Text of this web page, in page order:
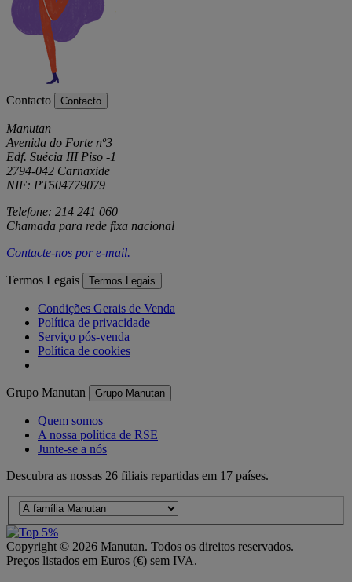
Contacto Contacto
Manutan
Avenida do Forte nº3
Edf. Suécia III Piso -1
2794-042 Carnaxide
NIF: PT504779079
Telefone: 214 241 060
Chamada para rede fixa nacional
Contacte-nos pore-mail.
Termos Legais Termos Legais
Condições Gerais de Venda
Política de privacidade
Serviço pós-venda
Política de cookies
Grupo Manutan Grupo Manutan
Quem somos
A nossa política de RSE
Junte-se a nós
Descubra as nossas 26 filiais repartidas em 17 países.
Copyright © 2026 Manutan. Todos os direitos reservados.
Preços listados em Euros (€) sem IVA.